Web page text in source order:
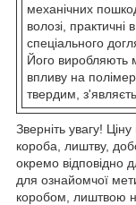
механічних
волозі, практичні
спеціального
Його виробляють
впливу на
твердим,
Зверніть увагу!
короба, лиштву,
окремо відповідно
для ознайомчої
коробом, лиштвою